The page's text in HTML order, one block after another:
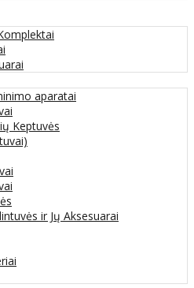
aparatai
Keptuvės
ir Jų Aksesuarai